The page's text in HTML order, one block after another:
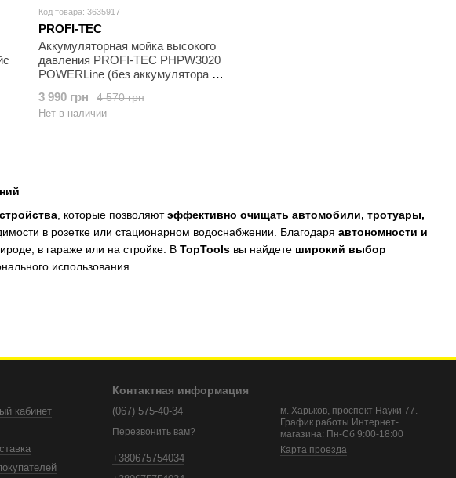
, которые позволяютэффективно очищать автомобили, тротуары,
в розетке или стационарном водоснабжении. Благодаря автономности и
в гараже или на стройке. В TopTools вы найдете широкий выбор
использования.
жидкости.
и получайте чистоту там, где это нужно!
Код товара: 3635917
PROFI-TEC
Аккумуляторная мойка высокого
давления PROFI-TEC PHPW3020
POWERLine (без аккумулятора и
4 570 грн
3 990 грн
Нет в наличии
кабинет
Контактная информация
(067) 575-40-34
Перезвонить вам?
+380675754034
м. Харьков, проспект Науки 77.
График работы Интернет-
магазина: Пн-Сб 9:00-18:00
Карта проезда